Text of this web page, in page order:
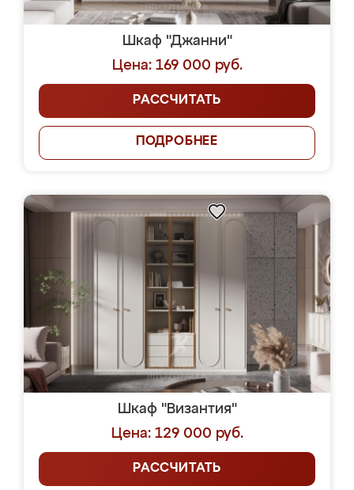
Шкаф "Джанни"
Цена: 169 000 руб.
РАССЧИТАТЬ
ПОДРОБНЕЕ
Шкаф "Византия"
Цена: 129 000 руб.
РАССЧИТАТЬ